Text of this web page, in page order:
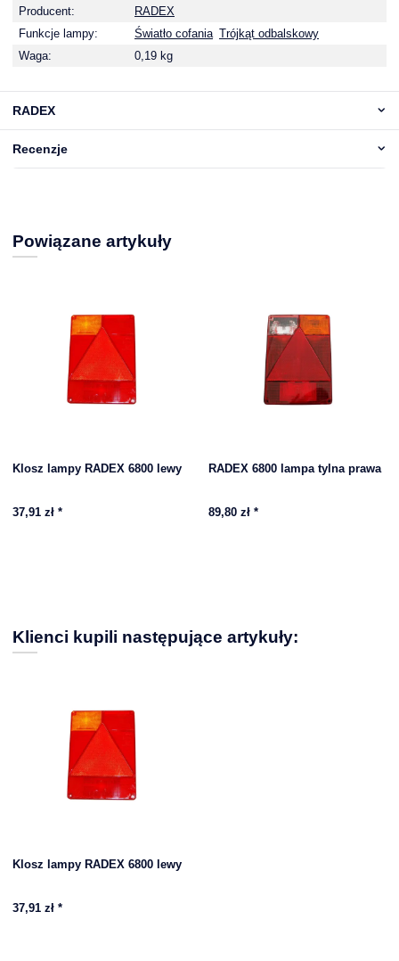
Producent:
RADEX
Funkcje lampy:
Światło cofania Trójkąt odbalskowy
Waga:
0,19 kg
RADEX
Recenzje
Powiązane artykuły
Klosz lampy RADEX 6800 lewy
37,91 zł *
RADEX 6800 lampa tylna prawa
89,80 zł *
Klienci kupili następujące artykuły:
Klosz lampy RADEX 6800 lewy
37,91 zł *